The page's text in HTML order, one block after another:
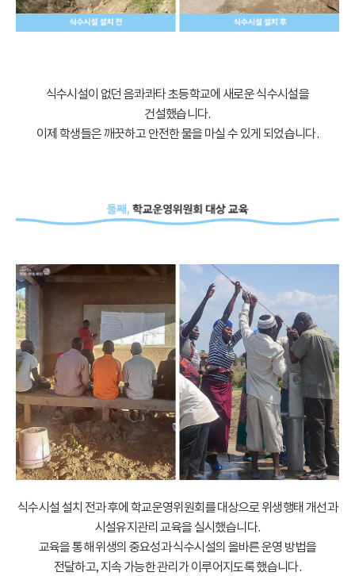
식수시설이 없던 음콰콰타 초등학교에 새로운 식수시설을
건설했습니다.
이제 학생들은 깨끗하고 안전한 물을 마실 수 있게 되었습니다.
식수시설 설치 전과 후에 학교운영위원회를 대상으로 위생행태 개선과
시설유지관리 교육을 실시했습니다.
교육을 통해 위생의 중요성과 식수시설의 올바른 운영 방법을
전달하고, 지속 가능한 관리가 이루어지도록 했습니다.